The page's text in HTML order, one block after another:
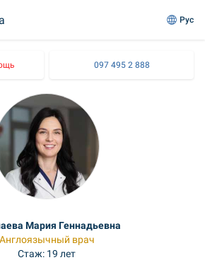
Рус
097 495 2 888
Мария Геннадьевна
Англоязычный врач
Стаж: 19 лет